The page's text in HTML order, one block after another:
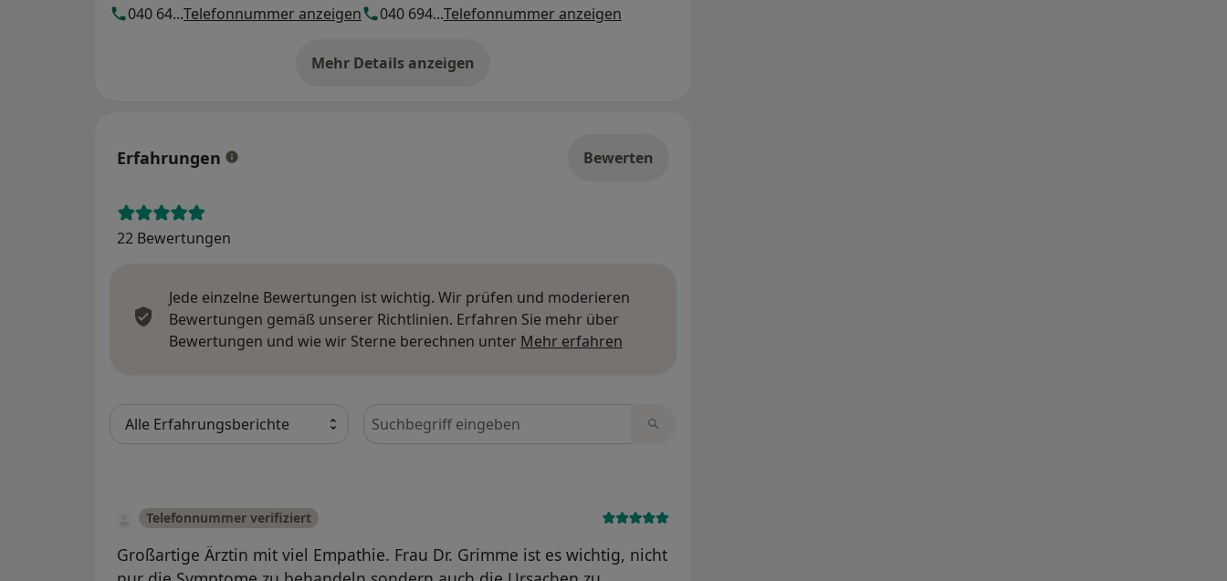
040 64...Telefonnummer anzeigen 040 694...Telefonnummer anzeigen
Mehr Details anzeigen
über die Adresse
Erfahrungen Bewerten
22 Bewertungen
Jede einzelne Bewertungen ist wichtig. Wir prüfen und moderieren
Bewertungen gemäß unserer Richtlinien. Erfahren Sie mehr über
Bewertungen und wie wir Sterne berechnen unter Mehr erfahren
Bewertungen durchsuchen
Telefonnummer verifiziert
Großartige Ärztin mit viel Empathie. Frau Dr. Grimme ist es wichtig, nicht